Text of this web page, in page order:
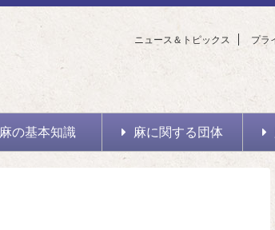
ニュース＆トピックス プラ
麻の基本知識 麻に関する団体